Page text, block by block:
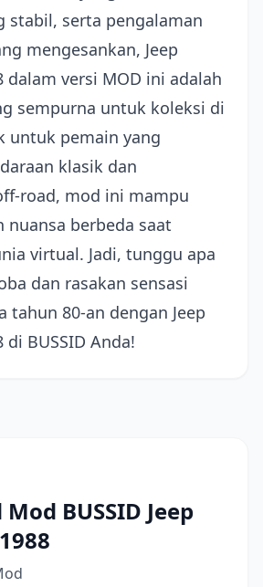
stabil, serta pengalaman
mengesankan, Jeep
dalam versi MOD ini adalah
sempurna untuk koleksi di
untuk pemain yang
klasik dan
road, mod ini mampu
nuansa berbeda saat
virtual. Jadi, tunggu apa
dan rasakan sensasi
tahun 80-an dengan Jeep
BUSSID Anda!
BUSSID Jeep